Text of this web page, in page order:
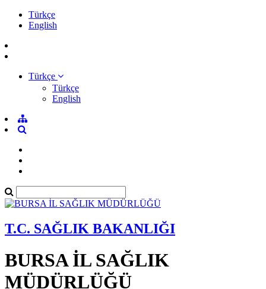
Türkçe
English
Türkçe
Türkçe
English
T.C. SAĞLIK BAKANLIĞI
BURSA İL SAĞLIK
MÜDÜRLÜĞÜ